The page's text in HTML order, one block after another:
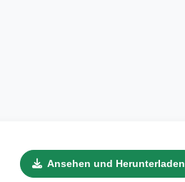
Ansehen und Herunterladen